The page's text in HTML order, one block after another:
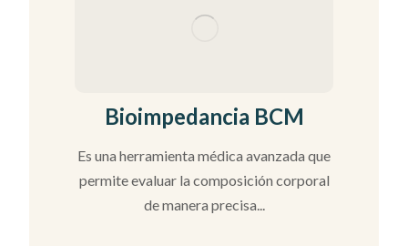
Bioimpedancia BCM
Es una herramienta médica avanzada que
permite evaluar la composición corporal
de manera precisa...